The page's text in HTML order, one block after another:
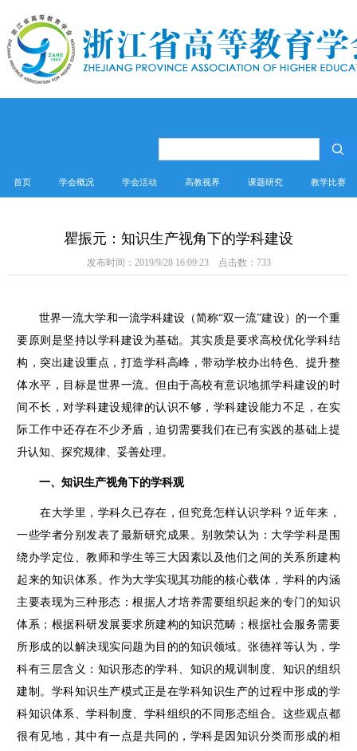
首页 学会概况 学会活动 高教视界 课题研究 教学比赛
瞿振元：知识生产视角下的学科建设
发布时间：2019/9/28 16:09:23 点击数： 733
世界一流大学和一流学科建设（简称“双一流”建设）的一个重
要原则是坚持以学科建设为基础。其实质是要求高校优化学科结
构，突出建设重点，打造学科高峰，带动学校办出特色、提升整
体水平，目标是世界一流。但由于高校有意识地抓学科建设的时
间不长，对学科建设规律的认识不够，学科建设能力不足，在实
际工作中还存在不少矛盾，迫切需要我们在已有实践的基础上提
升认知、探究规律、妥善处理。
一、知识生产视角下的学科观
在大学里，学科久已存在，但究竟怎样认识学科？近年来，
一些学者分别发表了最新研究成果。别敦荣认为：大学学科是围
绕办学定位、教师和学生等三大因素以及他们之间的关系所建构
起来的知识体系。作为大学实现其功能的核心载体，学科的内涵
主要表现为三种形态：根据人才培养需要组织起来的专门的知识
体系；根据科研发展要求所建构的知识范畴；根据社会服务需要
所形成的以解决现实问题为目的的知识领域。张德祥等认为，学
科有三层含义：知识形态的学科、知识的规训制度、知识的组织
建制。学科知识生产模式正是在学科知识生产的过程中形成的学
科知识体系、学科制度、学科组织的不同形态组合。这些观点都
很有见地，其中有一点是共同的，学科是因知识分类而形成的相